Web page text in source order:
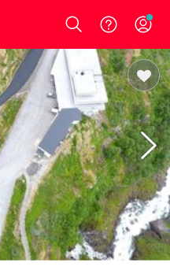
Login